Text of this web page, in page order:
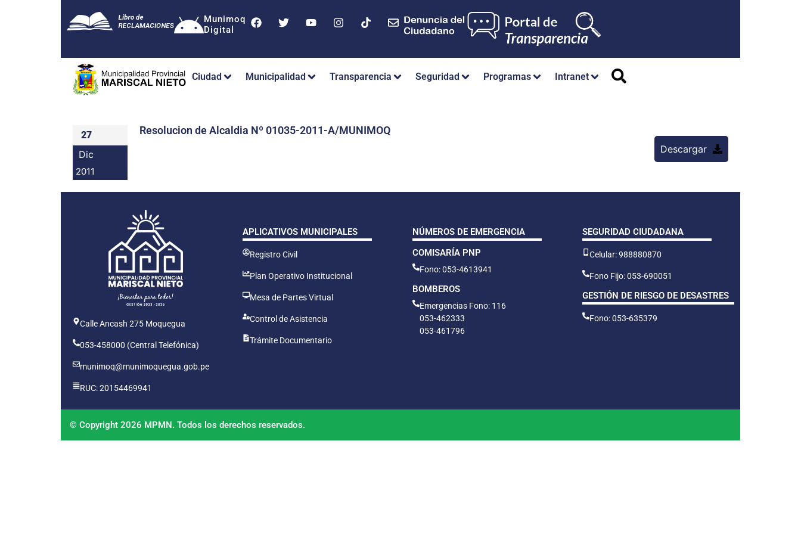
Munimoq
Digital
Ciudad Municipalidad Transparencia Seguridad Programas Intranet
27
Dic
2011
Resolucion de Alcaldia Nº 01035-2011-A/MUNIMOQ
Descargar
Calle Ancash 275 Moquegua
053-458000 (Central Telefónica)
munimoq@munimoquegua.gob.pe
RUC: 20154469941
APLICATIVOS MUNICIPALES
Registro Civil
Plan Operativo Institucional
Mesa de Partes Virtual
Control de Asistencia
Trámite Documentario
NÚMEROS DE EMERGENCIA
COMISARÍA PNP
Fono: 053-4613941
BOMBEROS
Emergencias Fono: 116
053-462333
053-461796
SEGURIDAD CIUDADANA
Celular: 988880870
Fono Fijo: 053-690051
GESTIÓN DE RIESGO DE DESASTRES
Fono: 053-635379
© Copyright 2026 MPMN. Todos los derechos reservados.